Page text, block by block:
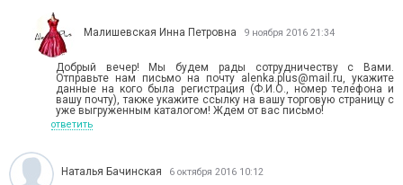
Малишевская Инна Петровна 9 ноября 2016 21:34
Добрый вечер! Мы будем рады сотрудничеству с Вами.
Отправьте нам письмо на почту alenka.plus@mail.ru, укажите
данные на кого была регистрация (Ф.И.О., номер телефона и
вашу почту), также укажите ссылку на вашу торговую страницу с
уже выгруженным каталогом! Ждем от вас письмо!
ответить
Наталья Бачинская 6 октября 2016 10:12